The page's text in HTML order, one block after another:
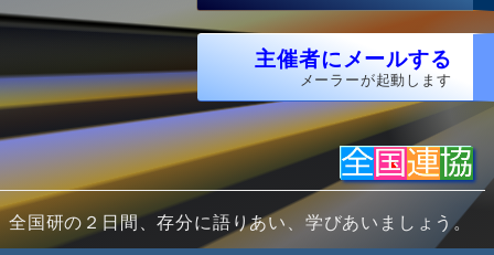
主催者にメールする
メーラーが起動します
全国研の２日間、存分に語りあい、学びあいましょう。